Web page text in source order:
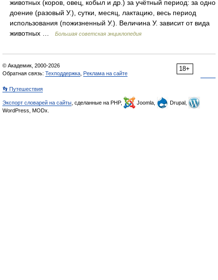
животных (коров, овец, кобыл и др.) за учётный период: за одно
доение (разовый У.), сутки, месяц, лактацию, весь период
использования (пожизненный У.). Величина У. зависит от вида
животных …
Большая советская энциклопедия
18+
© Академик, 2000-2026
Обратная связь: Техподдержка Реклама на сайте
👣 Путешествия
Экспорт словарей на сайты , сделанные на PHP, Joomla,
Drupal,
WordPress, MODx.